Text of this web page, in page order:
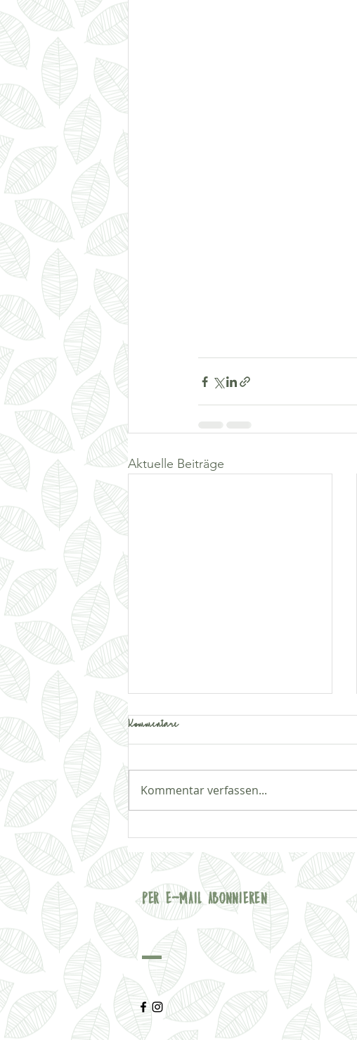
Aktuelle Beiträge
Kommentare
Kommentar verfassen...
PER E-MAIL ABONNIEREN